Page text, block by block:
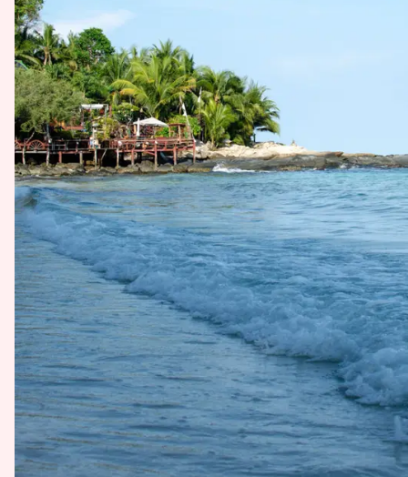
Plaża Ao Chor była moją ulubioną.
Jedynym moim zawodem, który (dosłownie)
Bangkoku, Koh Samet ma spory wybór street